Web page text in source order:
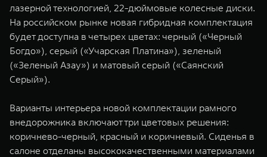
лазерной технологией, 22-дюймовые колесные диски.
На российском рынке новая гибридная комплектация
будет доступна в четырех цветах: черный («Черный
Богдо»), серый («Учарская Платина»), зеленый
(«Зеленый Азау») и матовый серый («Саянский
Серый»).
Варианты интерьера новой комплектации рамного
внедорожника включают три цветовых решения:
коричнево-черный, красный и коричневый. Сиденья в
салоне отделаны высококачественными материалами